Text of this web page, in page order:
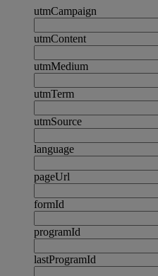
utmCampaign
utmContent
utmMedium
utmTerm
utmSource
language
pageUrl
formId
programId
lastProgramId